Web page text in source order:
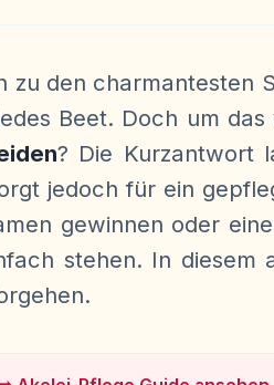
zu den charmantesten
Beet. Doch um
? Die Kurzantwort
jedoch für ein
gewinnen oder
stehen. In